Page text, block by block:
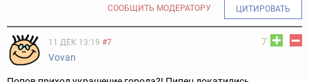
СООБЩИТЬ МОДЕРАТОРУ ЦИТИРОВАТЬ
7
11 ДЕК 13:19 #7
Vovan